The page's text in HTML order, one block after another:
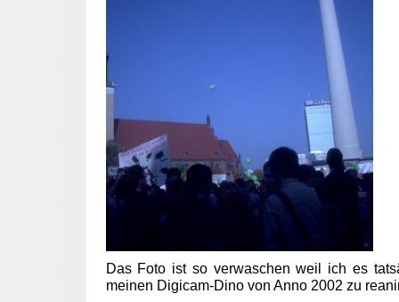
Das Foto ist so verwaschen weil ich es
meinen Digicam-Dino von Anno 2002 zu